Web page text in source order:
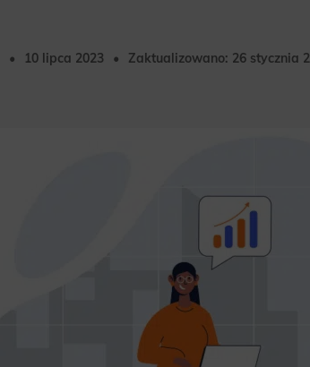
10 lipca 2023 Zaktualizowano: 26 stycznia